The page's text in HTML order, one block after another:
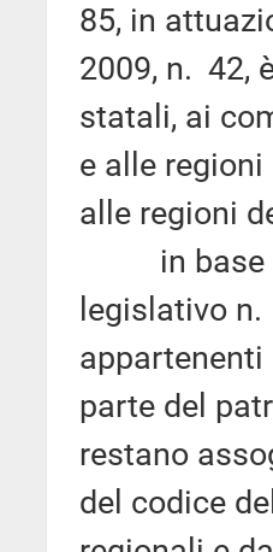
85, in
2009, n. 42,
statali, ai
e alle
alle regioni
in base
legislativo
parte del
restano
del codice